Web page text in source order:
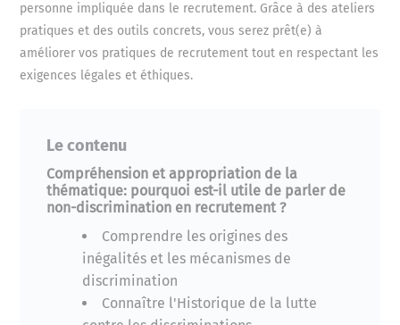
personne impliquée dans le recrutement. Grâce à des ateliers
pratiques et des outils concrets, vous serez prêt(e) à
améliorer vos pratiques de recrutement tout en respectant les
exigences légales et éthiques.
Le contenu
Compréhension et appropriation de la
thématique: pourquoi est-il utile de parler de
non-discrimination en recrutement ?
Comprendre les origines des
inégalités et les mécanismes de
discrimination
Connaître l'Historique de la lutte